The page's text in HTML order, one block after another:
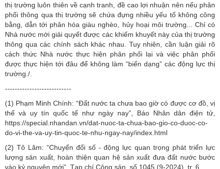
thị trường luôn thiên về cạnh tranh, đề cao lợi nhuận nên nếu phân
phối thông qua thị trường sẽ chứa đựng nhiều yếu tố không công
bằng, dẫn tới phân hóa giàu nghèo, hủy hoại môi trường... Chỉ có
Nhà nước mới giải quyết được các khiếm khuyết này của thị trường
thông qua các chính sách khác nhau. Tuy nhiên, cần luận giải rõ
cách thức Nhà nước thực hiện phân phối lại và việc phân phối
được thực hiện tới đâu để không làm “biến dạng” các động lực thị
trường./.
---------------------------
(1) Phạm Minh Chính: “Đất nước ta chưa bao giờ có được cơ đồ, vị
thế và uy tín quốc tế như ngày nay”, Báo Nhân dân điện tử,
https://special.nhandan.vn/dat-nuoc-ta-chua-bao-gio-co-duoc-co-
do-vi-the-va-uy-tin-quoc-te-nhu-ngay-nay/index.html
(2) Tô Lâm: “Chuyển đổi số - động lực quan trọng phát triển lực
lượng sản xuất, hoàn thiện quan hệ sản xuất đưa đất nước bước
vào kỷ nguyên mới”, Tạp chí Cộng sản, số 1045 (9-2024), tr. 6